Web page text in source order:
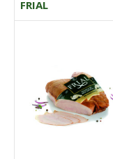
FRIAL